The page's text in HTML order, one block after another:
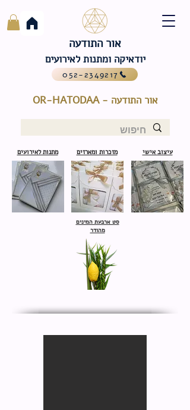
אור התודעה
יודאיקה ומתנות לאירועים
052-2349217
אור התודעה - OR-HATODAA
מתנות לאירועים מזכרות ומארזים עיצוב אישי
סט ארבעת המינים
מהודר